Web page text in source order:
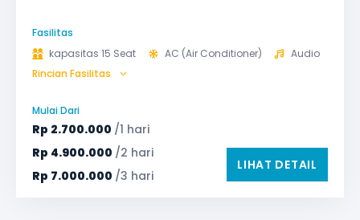
Fasilitas
kapasitas 15 Seat
AC (Air Conditioner)
Audio
Bantal & Selimut (optional)
Safety Tools (P3K, Windows Breaker, dll)
TV LED & Android System
Rincian Fasilitas
Mulai Dari
Rp 2.700.000 /1 hari
Rp 4.900.000 /2 hari
Rp 7.000.000 /3 hari
LIHAT DETAIL